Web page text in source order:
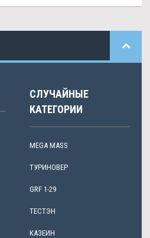
СЛУЧАЙНЫЕ
КАТЕГОРИИ
MEGA MASS
ТУРИНОВЕР
GRF 1-29
ТЕСТЭН
КАЗЕИН